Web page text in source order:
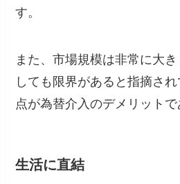
す。
また、市場規模は非常に大
しても限界があると指摘さ
点が為替介入のデメリットで
生活に直結